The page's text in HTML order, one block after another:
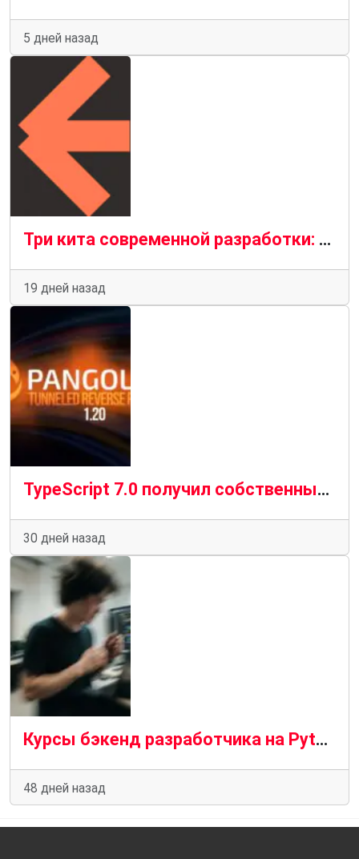
5 дней назад
Три кита современной разработки: Python, JavaScript и SQL в экосистеме IT-проектов
19 дней назад
TypeScript 7.0 получил собственный компилятор на Go: что изменилось и почему это важно
30 дней назад
Курсы бэкенд разработчика на Python: зачем нужны и как устроено обучение
48 дней назад